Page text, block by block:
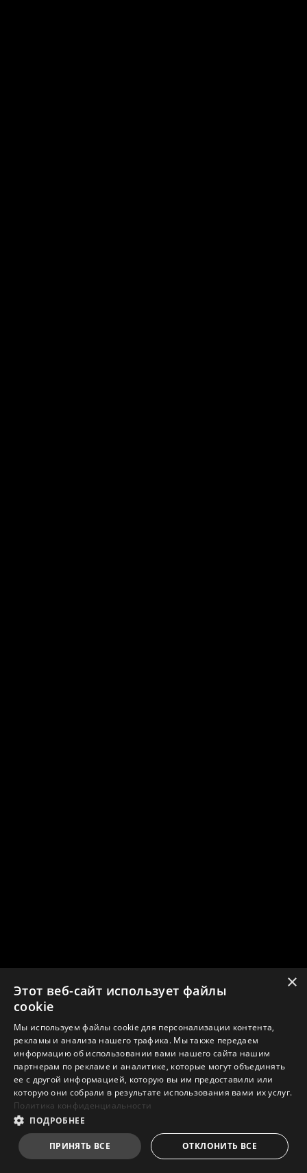
×
Этот веб-сайт использует файлы
cookie
Мы используем файлы cookie для персонализации контента,
рекламы и анализа нашего трафика. Мы также передаем
информацию об использовании вами нашего сайта нашим
партнерам по рекламе и аналитике, которые могут объединять
ее с другой информацией, которую вы им предоставили или
которую они собрали в результате использования вами их услуг.
Политика конфиденциальности
ПОДРОБНЕЕ
ПРИНЯТЬ ВСЕ ОТКЛОНИТЬ ВСЕ